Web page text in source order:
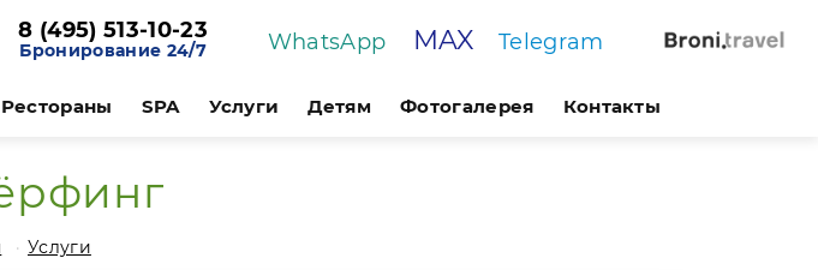
8 (495) 513-10-23
Бронирование 24/7 WhatsApp MAX Telegram
Рестораны SPA Услуги Детям Фотогалерея Контакты
Услуги